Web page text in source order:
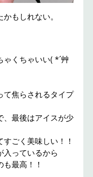
もしれない。
くちゃいい( *´艸
て焦らされるタイプ
、最後はアイスが少
ごく美味しい！！
入っているから
最高！！